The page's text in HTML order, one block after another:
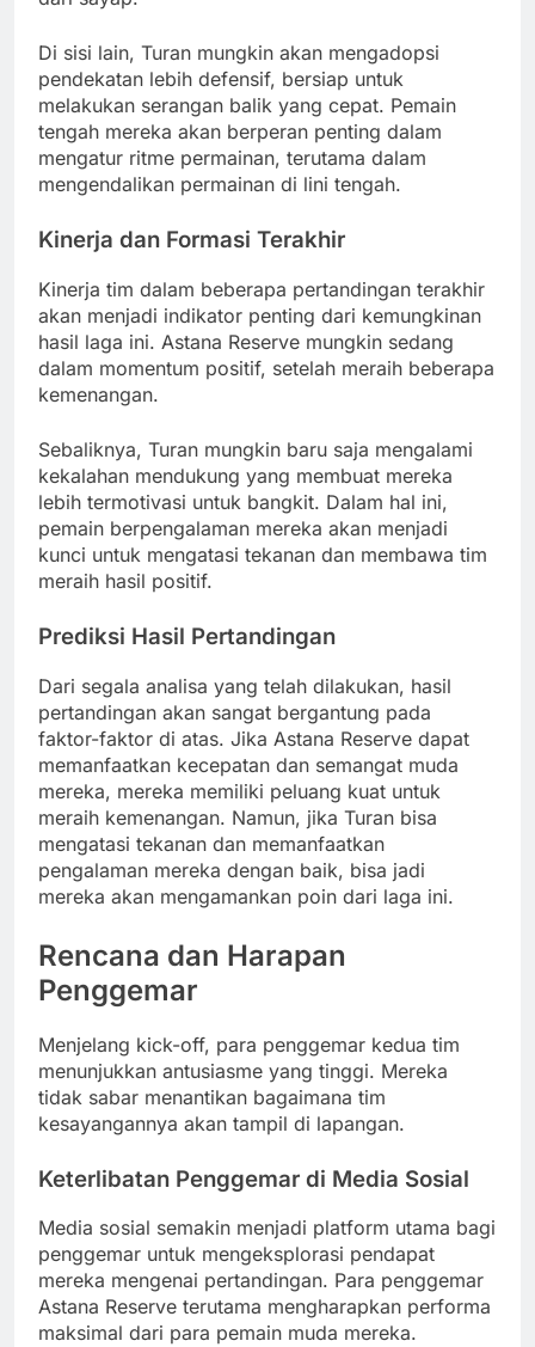
Di sisi lain, Turan mungkin akan mengadopsi
pendekatan lebih defensif, bersiap untuk
melakukan serangan balik yang cepat. Pemain
tengah mereka akan berperan penting dalam
mengatur ritme permainan, terutama dalam
mengendalikan permainan di lini tengah.
Kinerja dan Formasi Terakhir
Kinerja tim dalam beberapa pertandingan terakhir
akan menjadi indikator penting dari kemungkinan
hasil laga ini. Astana Reserve mungkin sedang
dalam momentum positif, setelah meraih beberapa
kemenangan.
Sebaliknya, Turan mungkin baru saja mengalami
kekalahan mendukung yang membuat mereka
lebih termotivasi untuk bangkit. Dalam hal ini,
pemain berpengalaman mereka akan menjadi
kunci untuk mengatasi tekanan dan membawa tim
meraih hasil positif.
Prediksi Hasil Pertandingan
Dari segala analisa yang telah dilakukan, hasil
pertandingan akan sangat bergantung pada
faktor-faktor di atas. Jika Astana Reserve dapat
memanfaatkan kecepatan dan semangat muda
mereka, mereka memiliki peluang kuat untuk
meraih kemenangan. Namun, jika Turan bisa
mengatasi tekanan dan memanfaatkan
pengalaman mereka dengan baik, bisa jadi
mereka akan mengamankan poin dari laga ini.
Rencana dan Harapan
Penggemar
Menjelang kick-off, para penggemar kedua tim
menunjukkan antusiasme yang tinggi. Mereka
tidak sabar menantikan bagaimana tim
kesayangannya akan tampil di lapangan.
Keterlibatan Penggemar di Media Sosial
Media sosial semakin menjadi platform utama bagi
penggemar untuk mengeksplorasi pendapat
mereka mengenai pertandingan. Para penggemar
Astana Reserve terutama mengharapkan performa
maksimal dari para pemain muda mereka.